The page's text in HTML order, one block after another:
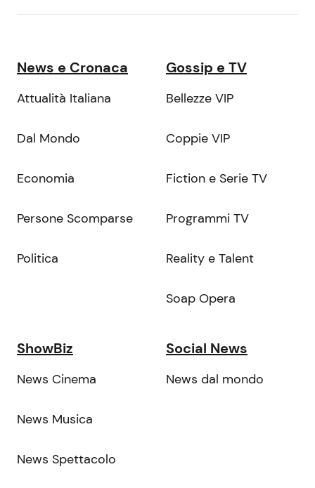
News e Cronaca
Attualità Italiana
Dal Mondo
Economia
Persone Scomparse
Politica
Gossip e TV
Bellezze VIP
Coppie VIP
Fiction e Serie TV
Programmi TV
Reality e Talent
Soap Opera
ShowBiz
News Cinema
News Musica
News Spettacolo
Social News
News dal mondo